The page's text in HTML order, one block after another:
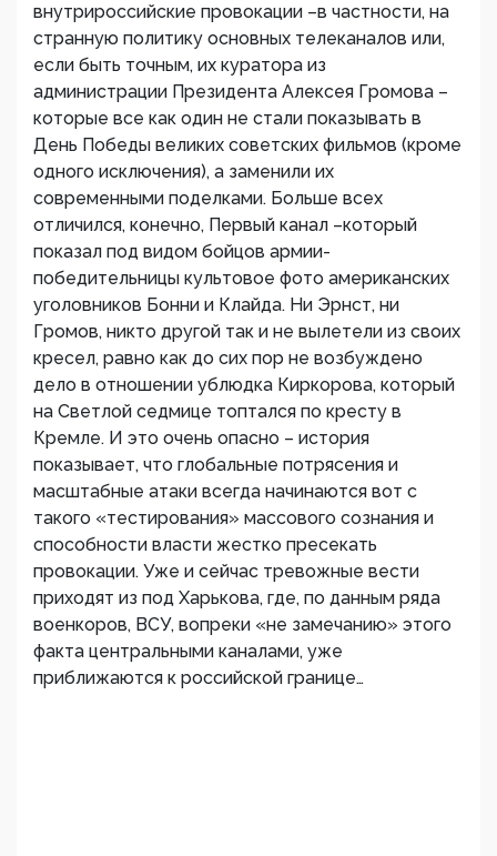
внутрироссийские провокации –в частности, на
странную политику основных телеканалов или,
если быть точным, их куратора из
администрации Президента Алексея Громова –
которые все как один не стали показывать в
День Победы великих советских фильмов (кроме
одного исключения), а заменили их
современными поделками. Больше всех
отличился, конечно, Первый канал –который
показал под видом бойцов армии-
победительницы культовое фото американских
уголовников Бонни и Клайда. Ни Эрнст, ни
Громов, никто другой так и не вылетели из своих
кресел, равно как до сих пор не возбуждено
дело в отношении ублюдка Киркорова, который
на Светлой седмице топтался по кресту в
Кремле. И это очень опасно – история
показывает, что глобальные потрясения и
масштабные атаки всегда начинаются вот с
такого «тестирования» массового сознания и
способности власти жестко пресекать
провокации. Уже и сейчас тревожные вести
приходят из под Харькова, где, по данным ряда
военкоров, ВСУ, вопреки «не замечанию» этого
факта центральными каналами, уже
приближаются к российской границе…